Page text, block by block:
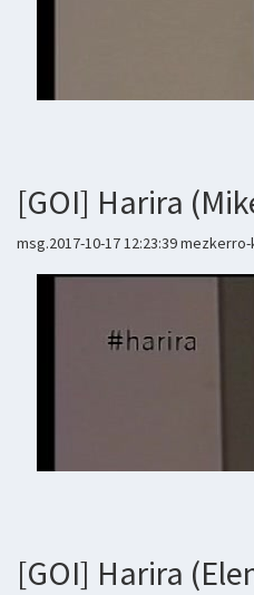
[GOI] Harira
msg.2017-10-17 12:23:39
[GOI] Harira